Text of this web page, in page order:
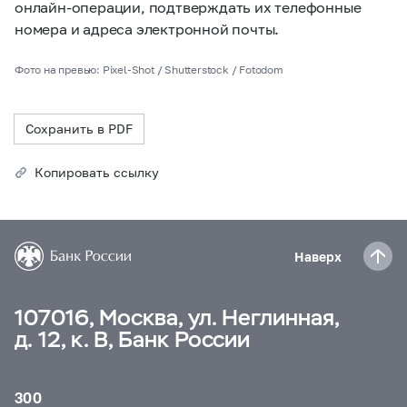
онлайн-операции, подтверждать их телефонные
номера и адреса электронной почты.
Фото на превью: Pixel-Shot / Shutterstock / Fotodom
Сохранить в PDF
Копировать ссылку
Наверх
107016, Москва, ул. Неглинная,
д. 12, к. В, Банк России
300